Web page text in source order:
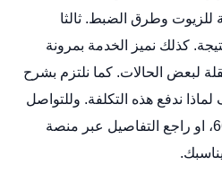
للزيوت وطرق الضبط. ثالثا
كذلك نميز الخدمة بمرونة
لبعض الحالات. كما نلتزم بشرح
ندفع هذه التكلفة. وللتواصل
منصة